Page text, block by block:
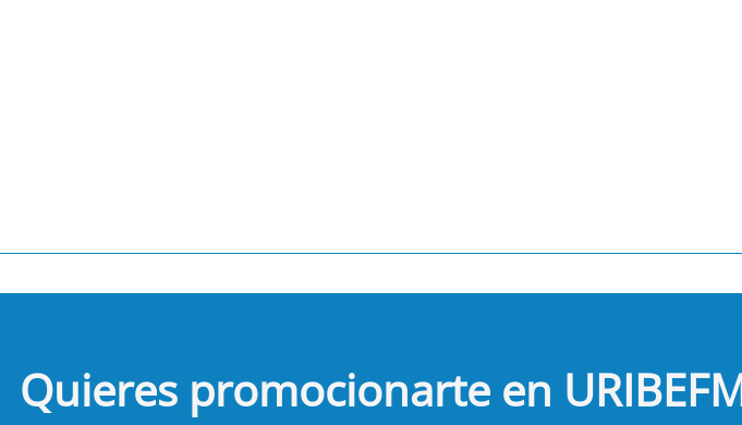
Quieres promocionarte en